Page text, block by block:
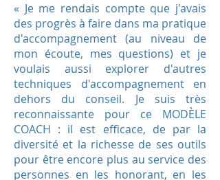
« Je me rendais compte que j'avais
des progrès à faire dans ma pratique
d'accompagnement (au niveau de
mon écoute, mes questions) et je
voulais aussi explorer d'autres
techniques d'accompagnement en
dehors du conseil. Je suis très
reconnaissante pour ce MODÈLE
COACH : il est efficace, de par la
diversité et la richesse de ses outils
pour être encore plus au service des
personnes en les honorant, en les